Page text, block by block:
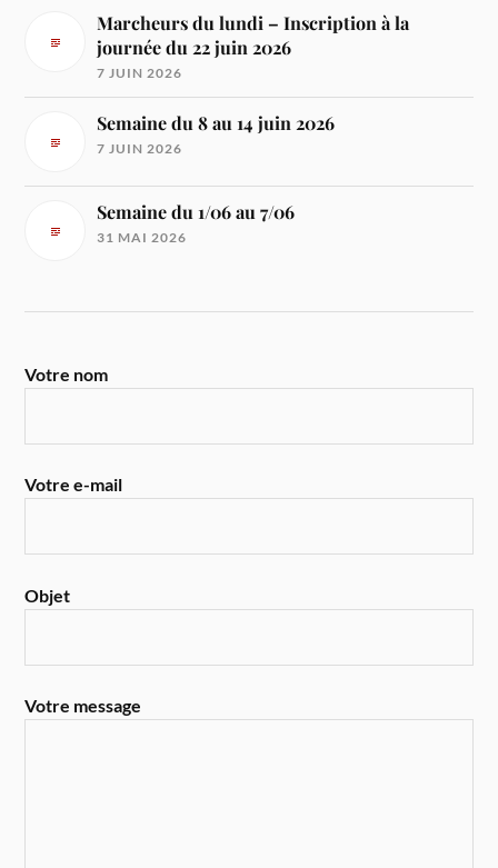
Marcheurs du lundi – Inscription à la
journée du 22 juin 2026
7 JUIN 2026
Semaine du 8 au 14 juin 2026
7 JUIN 2026
Semaine du 1/06 au 7/06
31 MAI 2026
Votre nom
Votre e-mail
Objet
Votre message